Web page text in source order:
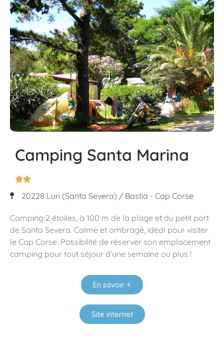
Camping Santa Marina

20228 Luri (Santa Severa) / Bastia - Cap Corse
Camping 2 étoiles, à 100 m de la plage et du petit port
de Santa Severa. Calme et ombragé, idéal pour visiter
le Cap Corse. Possibilité de réserver son emplacement
camping pour tout séjour d’une semaine ou plus !
En savoir +
Site internet